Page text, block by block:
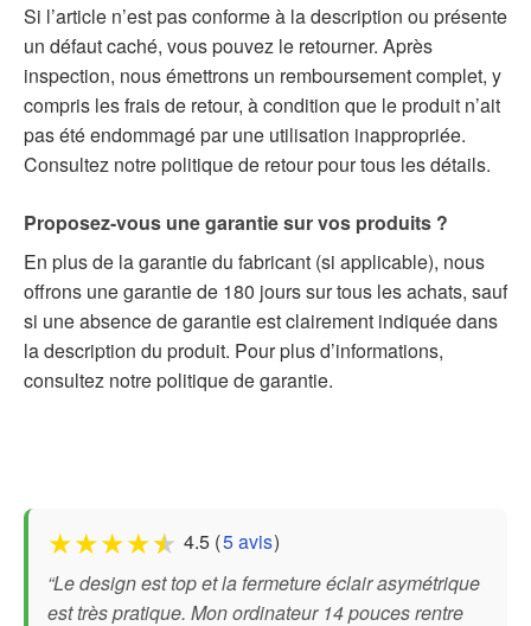
Si l’article n’est pas conforme à la description ou présente
un défaut caché, vous pouvez le retourner. Après
inspection, nous émettrons un remboursement complet, y
compris les frais de retour, à condition que le produit n’ait
pas été endommagé par une utilisation inappropriée.
Consultez notre politique de retour pour tous les détails.
Proposez-vous une garantie sur vos produits ?
En plus de la garantie du fabricant (si applicable), nous
offrons une garantie de 180 jours sur tous les achats, sauf
si une absence de garantie est clairement indiquée dans
la description du produit. Pour plus d’informations,
consultez notre politique de garantie.
★★★★★ 4.5 (5 avis)
“Le design est top et la fermeture éclair asymétrique
est très pratique. Mon ordinateur 14 pouces rentre